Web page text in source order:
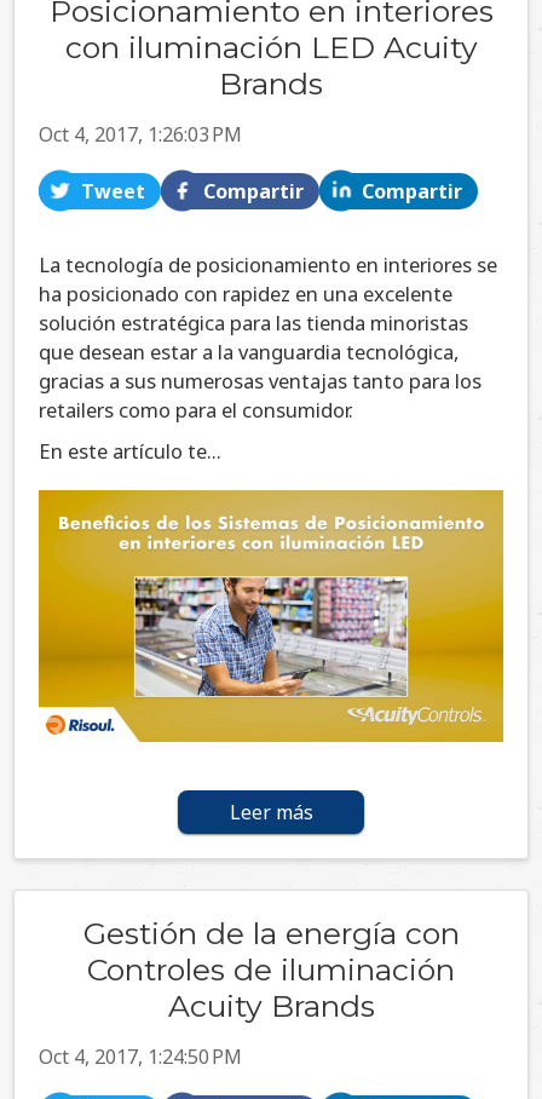
Posicionamiento en interiores
con iluminación LED Acuity
Brands
Oct 4, 2017, 1:26:03 PM
Tweet Compartir Compartir
La tecnología de posicionamiento en interiores se
ha posicionado con rapidez en una excelente
solución estratégica para las tienda minoristas
que desean estar a la vanguardia tecnológica,
gracias a sus numerosas ventajas tanto para los
retailers como para el consumidor.
En este artículo te...
Leer más
Gestión de la energía con
Controles de iluminación
Acuity Brands
Oct 4, 2017, 1:24:50 PM